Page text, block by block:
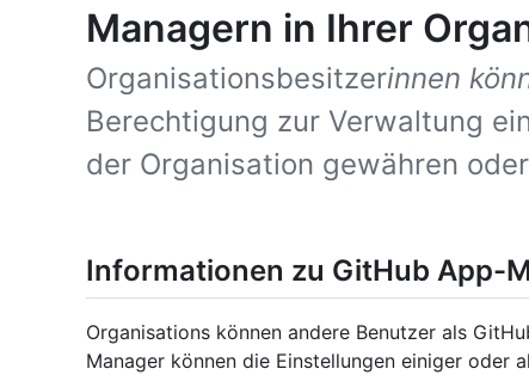
Managern in Ihrer
Organisationsbesitzerinnen
Berechtigung zur Verwaltung
der Organisation gewähren
Informationen zu GitHub App-
Organisations können andere Benutzer als
Manager können die Einstellungen einiger oder